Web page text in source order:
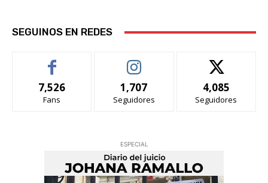
SEGUINOS EN REDES
7,526
Fans
1,707
Seguidores
4,085
Seguidores
ESPECIAL